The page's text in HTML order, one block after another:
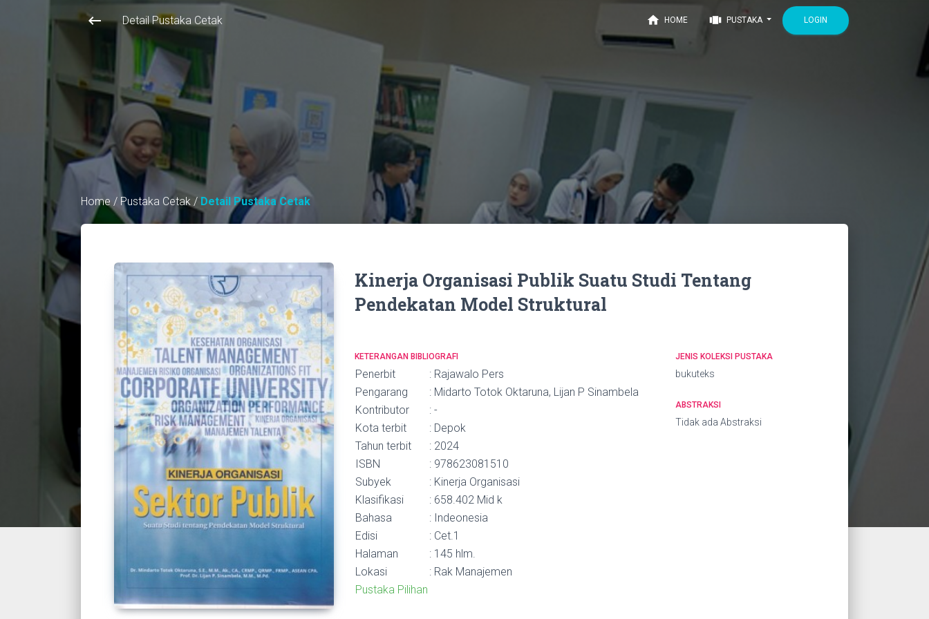
keyboard_backspace Detail Pustaka Cetak home HOME view_carousel PUSTAKA LOGIN
Home / Pustaka Cetak / Detail Pustaka Cetak
Kinerja Organisasi Publik Suatu Studi Tentang
Pendekatan Model Struktural
KETERANGAN BIBLIOGRAFI
Penerbit
: Rajawalo Pers
Pengarang
: Midarto Totok Oktaruna, Lijan P Sinambela
Kontributor
: -
Kota terbit
: Depok
Tahun terbit
: 2024
ISBN
: 978623081510
Subyek
: Kinerja Organisasi
Klasifikasi
: 658.402 Mid k
Bahasa
: Indeonesia
Edisi
: Cet.1
Halaman
: 145 hlm.
Lokasi
: Rak Manajemen
Pustaka Pilihan
JENIS KOLEKSI PUSTAKA
bukuteks
ABSTRAKSI
Tidak ada Abstraksi